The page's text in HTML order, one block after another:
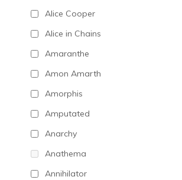
Alice Cooper
Alice in Chains
Amaranthe
Amon Amarth
Amorphis
Amputated
Anarchy
Anathema
Annihilator